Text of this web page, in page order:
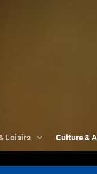
Loisirs Culture &